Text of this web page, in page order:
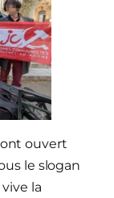
ont ouvert
le slogan
la